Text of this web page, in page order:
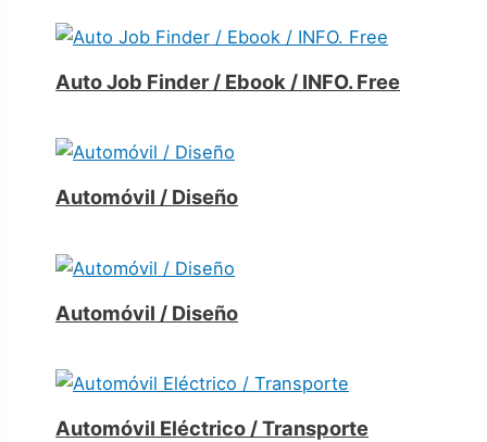
Auto Job Finder / Ebook / INFO. Free
Automóvil / Diseño
Automóvil / Diseño
Automóvil Eléctrico / Transporte